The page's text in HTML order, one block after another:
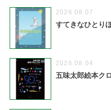
2026.08.07
すてきなひとり
2026.08.04
五味太郎絵本ク